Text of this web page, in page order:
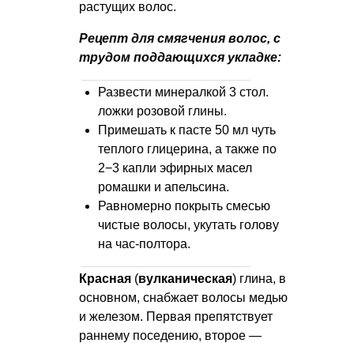
растущих волос.
Рецепт для смягчения волос, с
трудом поддающихся укладке:
Развести минералкой 3 стол.
ложки розовой глины.
Примешать к пасте 50 мл чуть
теплого глицерина, а также по
2−3 капли эфирных масел
ромашки и апельсина.
Равномерно покрыть смесью
чистые волосы, укутать голову
на час-полтора.
Красная (вулканическая) глина, в
основном, снабжает волосы медью
и железом. Первая препятствует
раннему поседению, второе —